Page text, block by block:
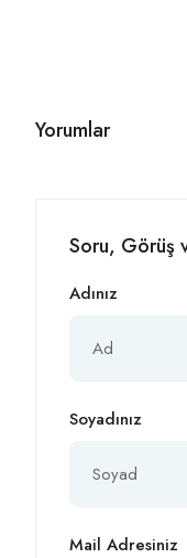
Yorumlar
Soru, Görüş
Adınız
Soyadınız
Mail Adresiniz